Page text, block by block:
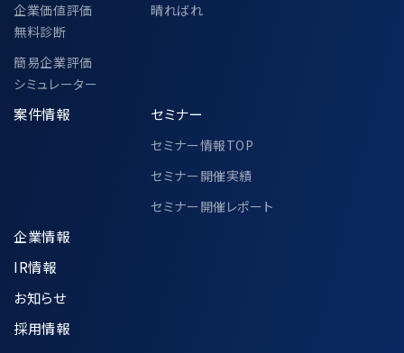
企業価値評価
無料診断
簡易企業評価
シミュレーター
晴ればれ
案件情報 セミナー
セミナー情報TOP
セミナー開催実績
セミナー開催レポート
企業情報
IR情報
お知らせ
採用情報